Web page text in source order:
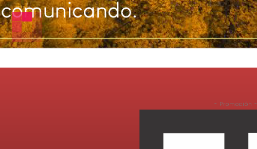
- Promoción -